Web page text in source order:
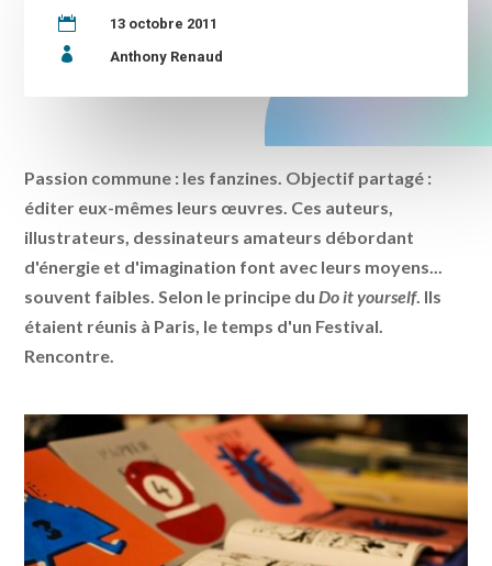
 13 octobre 2011
 Anthony Renaud
Passion commune : les fanzines. Objectif partagé :
éditer eux-mêmes leurs œuvres. Ces auteurs,
illustrateurs, dessinateurs amateurs débordant
d'énergie et d'imagination font avec leurs moyens...
souvent faibles. Selon le principe du Do it yourself. Ils
étaient réunis à Paris, le temps d'un Festival.
Rencontre.